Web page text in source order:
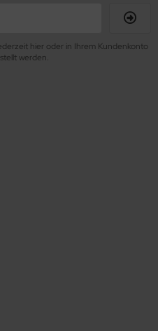
hier oder in Ihrem Kundenkonto
werden.